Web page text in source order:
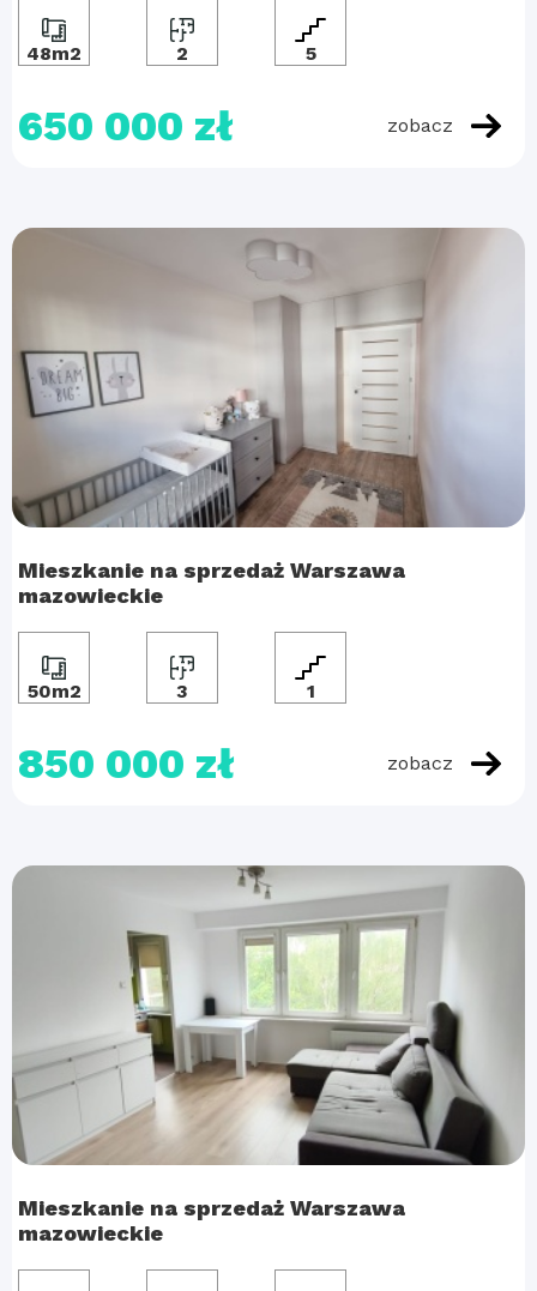
48m2 2 5
650 000 zł zobacz
Mieszkanie na sprzedaż Warszawa
mazowieckie
50m2 3 1
850 000 zł zobacz
Mieszkanie na sprzedaż Warszawa
mazowieckie